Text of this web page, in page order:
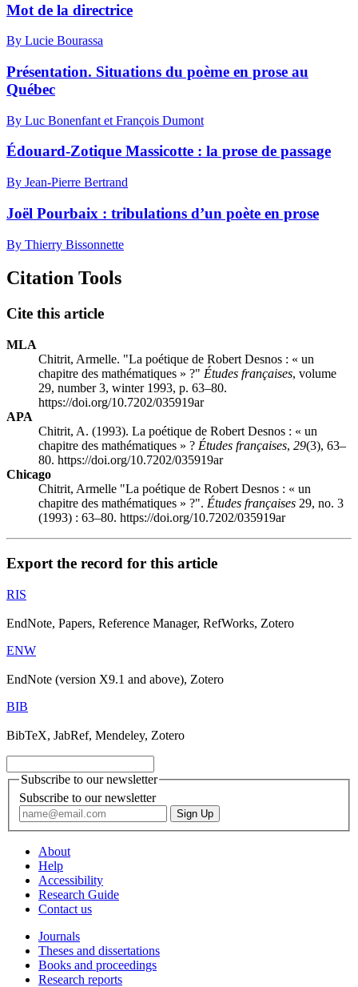
Mot de la directrice
By Lucie Bourassa
Présentation. Situations du poème en prose au
Québec
By Luc Bonenfant et François Dumont
Édouard-Zotique Massicotte : la prose de passage
By Jean-Pierre Bertrand
Joël Pourbaix : tribulations d’un poète en prose
By Thierry Bissonnette
Citation Tools
Cite this article
MLA
Chitrit, Armelle. "La poétique de Robert Desnos : « un
chapitre des mathématiques » ?" Études françaises, volume
29, number 3, winter 1993, p. 63–80.
https://doi.org/10.7202/035919ar
APA
Chitrit, A. (1993). La poétique de Robert Desnos : « un
chapitre des mathématiques » ? Études françaises, 29(3), 63–
80. https://doi.org/10.7202/035919ar
Chicago
Chitrit, Armelle "La poétique de Robert Desnos : « un
chapitre des mathématiques » ?". Études françaises 29, no. 3
(1993) : 63–80. https://doi.org/10.7202/035919ar
Export the record for this article
RIS
EndNote, Papers, Reference Manager, RefWorks, Zotero
ENW
EndNote (version X9.1 and above), Zotero
BIB
BibTeX, JabRef, Mendeley, Zotero
Subscribe to our newsletter
Subscribe to our newsletter
About
Help
Accessibility
Research Guide
Contact us
Journals
Theses and dissertations
Books and proceedings
Research reports